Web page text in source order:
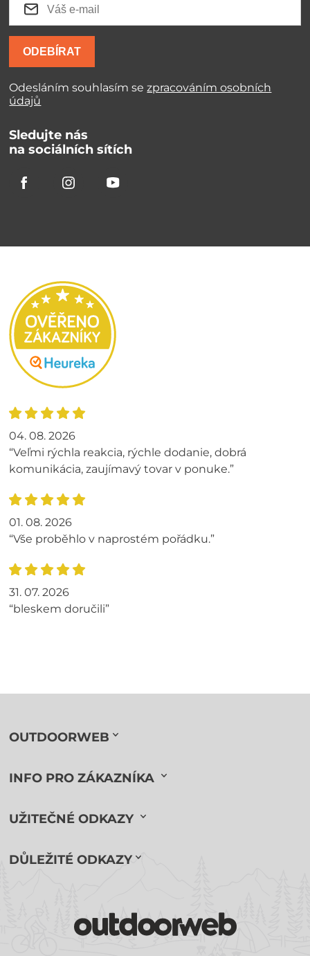
ODEBÍRAT
Odesláním souhlasím sezpracováním osobních
údajů
Sledujte nás
na sociálních sítích
04. 08. 2026
“Veľmi rýchla reakcia, rýchle dodanie, dobrá
komunikácia, zaujímavý tovar v ponuke.”
01. 08. 2026
“Vše proběhlo v naprostém pořádku.”
31. 07. 2026
“bleskem doručili”
OUTDOORWEB
INFO PRO ZÁKAZNÍKA
UŽITEČNÉ ODKAZY
DŮLEŽITÉ ODKAZY